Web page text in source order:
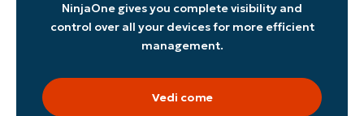
NinjaOne gives you complete visibility and
control over all your devices for more efficient
management.
Vedi come